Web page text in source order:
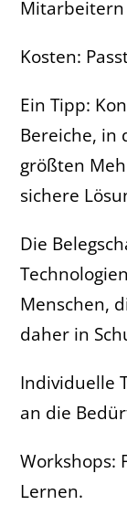
Kosten:
Ein Tipp:
Bereiche, in
größten
sichere
Die
Menschen,
daher in
Individuelle
an die
Workshops:
Lernen.